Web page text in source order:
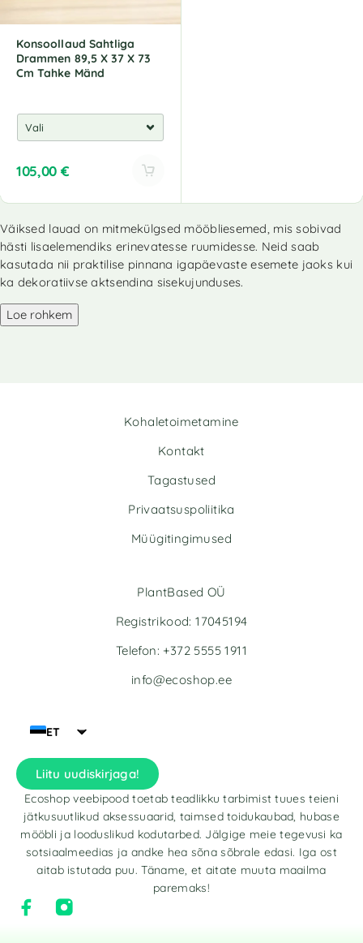
Konsoollaud Sahtliga
Drammen 89,5 X 37 X 73
Cm Tahke Mänd
105,00 €
t
e
r
n
t
i
Väiksed lauad on mitmekülgsed mööbliesemed, mis sobivad
hästi lisaelemendiks erinevatesse ruumidesse. Neid saab
kasutada nii praktilise pinnana igapäevaste esemete jaoks kui
ka dekoratiivse aktsendina sisekujunduses.
Loe rohkem
Kohaletoimetamine
Kontakt
Tagastused
Privaatsuspoliitika
Müügitingimused
ET
Liitu uudiskirjaga!
Ecoshop veebipood toetab teadlikku tarbimist tuues teieni
jätkusuutlikud aksessuaarid, taimsed toidukaubad, hubase
mööbli ja looduslikud kodutarbed. Jälgige meie tegevusi ka
sotsiaalmeedias ja andke hea sõna sõbrale edasi. Iga ost
aitab istutada puu. Täname, et aitate muuta maailma
paremaks!
PlantBased OÜ
Registrikood: 17045194
Telefon: +372 5555 1911
info@ecoshop.ee